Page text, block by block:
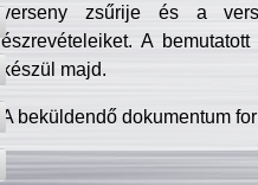
verseny zsűrije és a
észrevételeiket. A
készül majd.
A beküldendő dokumentum